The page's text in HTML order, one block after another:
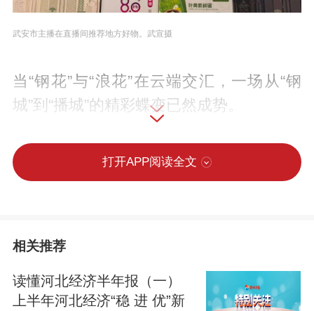
武安市主播在直播间推荐地方好物。武宣摄
当“钢花”与“浪花”在云端交汇，一场从“钢
城”到“播城”的精彩蝶变已然成势。
曾几何时，河北省武安市小米、活水香
醋、太行花椒这些“藏在深山里的珍珠”，因
钱。面对“产业转型+富民增收”的必答题，
武安市以“平台思维、市场观念、资本手
段、科技意识”为笔，以“一品一播”为墨，
打开APP阅读全文
相关推荐
读懂河北经济半年报（一）
上半年河北经济“稳 进 优”新